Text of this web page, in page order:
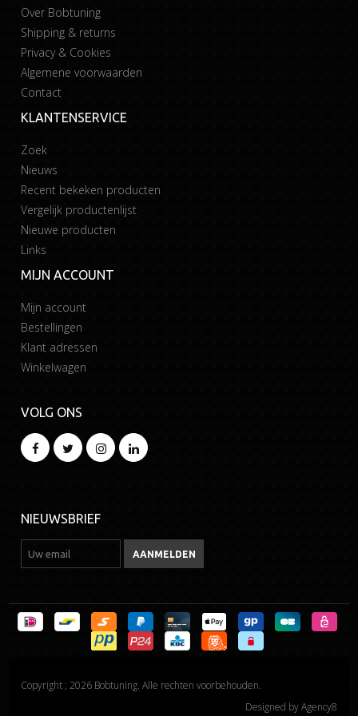
Over Bobtuning
Shipping & returns
Privacy & Cookies
Algemene voorwaarden
Contact
KLANTENSERVICE
Zoek
Nieuws
Recent bekeken producten
Vergelijk productenlijst
Nieuwe producten
Links
MIJN ACCOUNT
Mijn account
Bestellingen
Klant adressen
Winkelwagen
VOLG ONS
NIEUWSBRIEF
Copyright ; 2026 Bobtuning. Alle rechten voorbehouden.
Designed byAgency8